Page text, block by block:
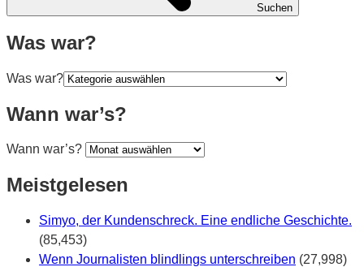
Suchen
Was war?
Was war?
Wann war’s?
Wann war’s?
Meistgelesen
Simyo, der Kundenschreck. Eine endliche Geschichte.
(85,453)
Wenn Journalisten blindlings unterschreiben (27,998)